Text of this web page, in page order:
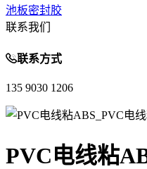
池板密封胶
联系我们
联系方式
135 9030 1206
PVC电线粘